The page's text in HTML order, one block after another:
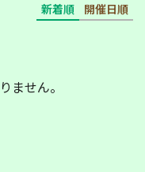
新着順 開催日順
ません。